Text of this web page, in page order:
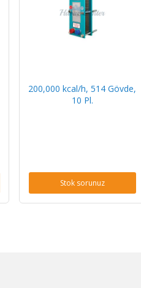
200,000 kcal/h, 514 Gövde,
10 Pl.
Stok sorunuz